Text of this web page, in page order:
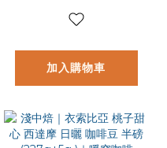
(227g±5g )｜暖窩
加入購物車